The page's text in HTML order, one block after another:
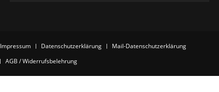
Impressum Datenschutzerklärung
Mail-Datenschutzerklärung
AGB / Widerrufsbelehrung